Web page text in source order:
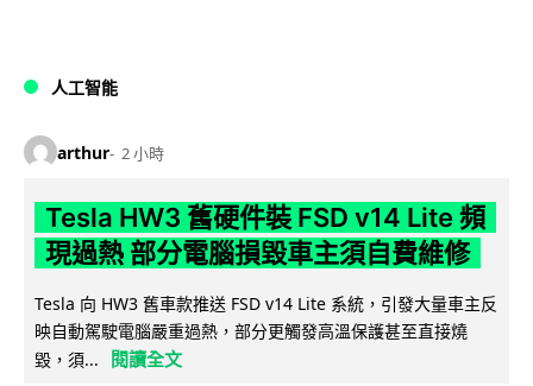
人工智能
arthur 2 小時
Tesla HW3 舊硬件裝 FSD v14 Lite 頻
現過熱 部分電腦損毀車主須自費維修
Tesla 向 HW3 舊車款推送 FSD v14 Lite 系統，引發大量車主反
映自動駕駛電腦嚴重過熱，部分更觸發高溫保護甚至直接燒
毀，須...
閱讀全文